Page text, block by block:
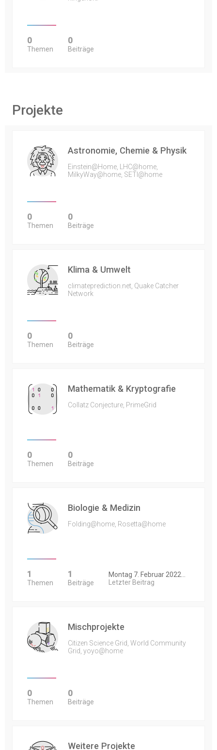
0
Themen
0
Beiträge
Projekte
Astronomie, Chemie & Physik
Einstein@Home, LHC@home,
MilkyWay@home, SETI@home
0
Themen
0
Beiträge
Klima & Umwelt
climateprediction.net, Quake Catcher
Network
0
Themen
0
Beiträge
Mathematik & Kryptografie
Collatz Conjecture, PrimeGrid
0
Themen
0
Beiträge
Biologie & Medizin
Folding@home, Rosetta@home
1
Themen
1
Beiträge
Montag 7. Februar 2022…
Letzter Beitrag
Mischprojekte
Citizen Science Grid, World Community
Grid, yoyo@home
0
Themen
0
Beiträge
Weitere Projekte